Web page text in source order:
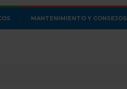
MANTENIMIENTO Y CONSEJOS